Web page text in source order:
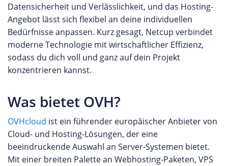
Datensicherheit und Verlässlichkeit, und das Hosting-
Angebot lässt sich flexibel an deine individuellen
Bedürfnisse anpassen. Kurz gesagt, Netcup verbindet
moderne Technologie mit wirtschaftlicher Effizienz,
sodass du dich voll und ganz auf dein Projekt
konzentrieren kannst.
Was bietet OVH?
OVHcloud ist ein führender europäischer Anbieter von
Cloud- und Hosting-Lösungen, der eine
beeindruckende Auswahl an Server-Systemen bietet.
Mit einer breiten Palette an Webhosting-Paketen, VPS